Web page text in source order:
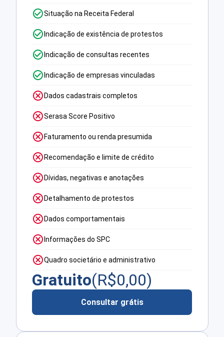
Situação na Receita Federal
Indicação de existência de protestos
Indicação de consultas recentes
Indicação de empresas vinculadas
Dados cadastrais completos
Serasa Score Positivo
Faturamento ou renda presumida
Recomendação e limite de crédito
Dívidas, negativas e anotações
Detalhamento de protestos
Dados comportamentais
Informações do SPC
Quadro societário e administrativo
Gratuito(R$0,00)
Consultar grátis